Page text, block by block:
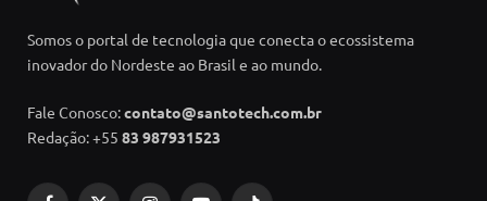
Somos o portal de tecnologia que conecta o ecossistema
inovador do Nordeste ao Brasil e ao mundo.
Fale Conosco:contato@santotech.com.br
Redação: +55 83 987931523